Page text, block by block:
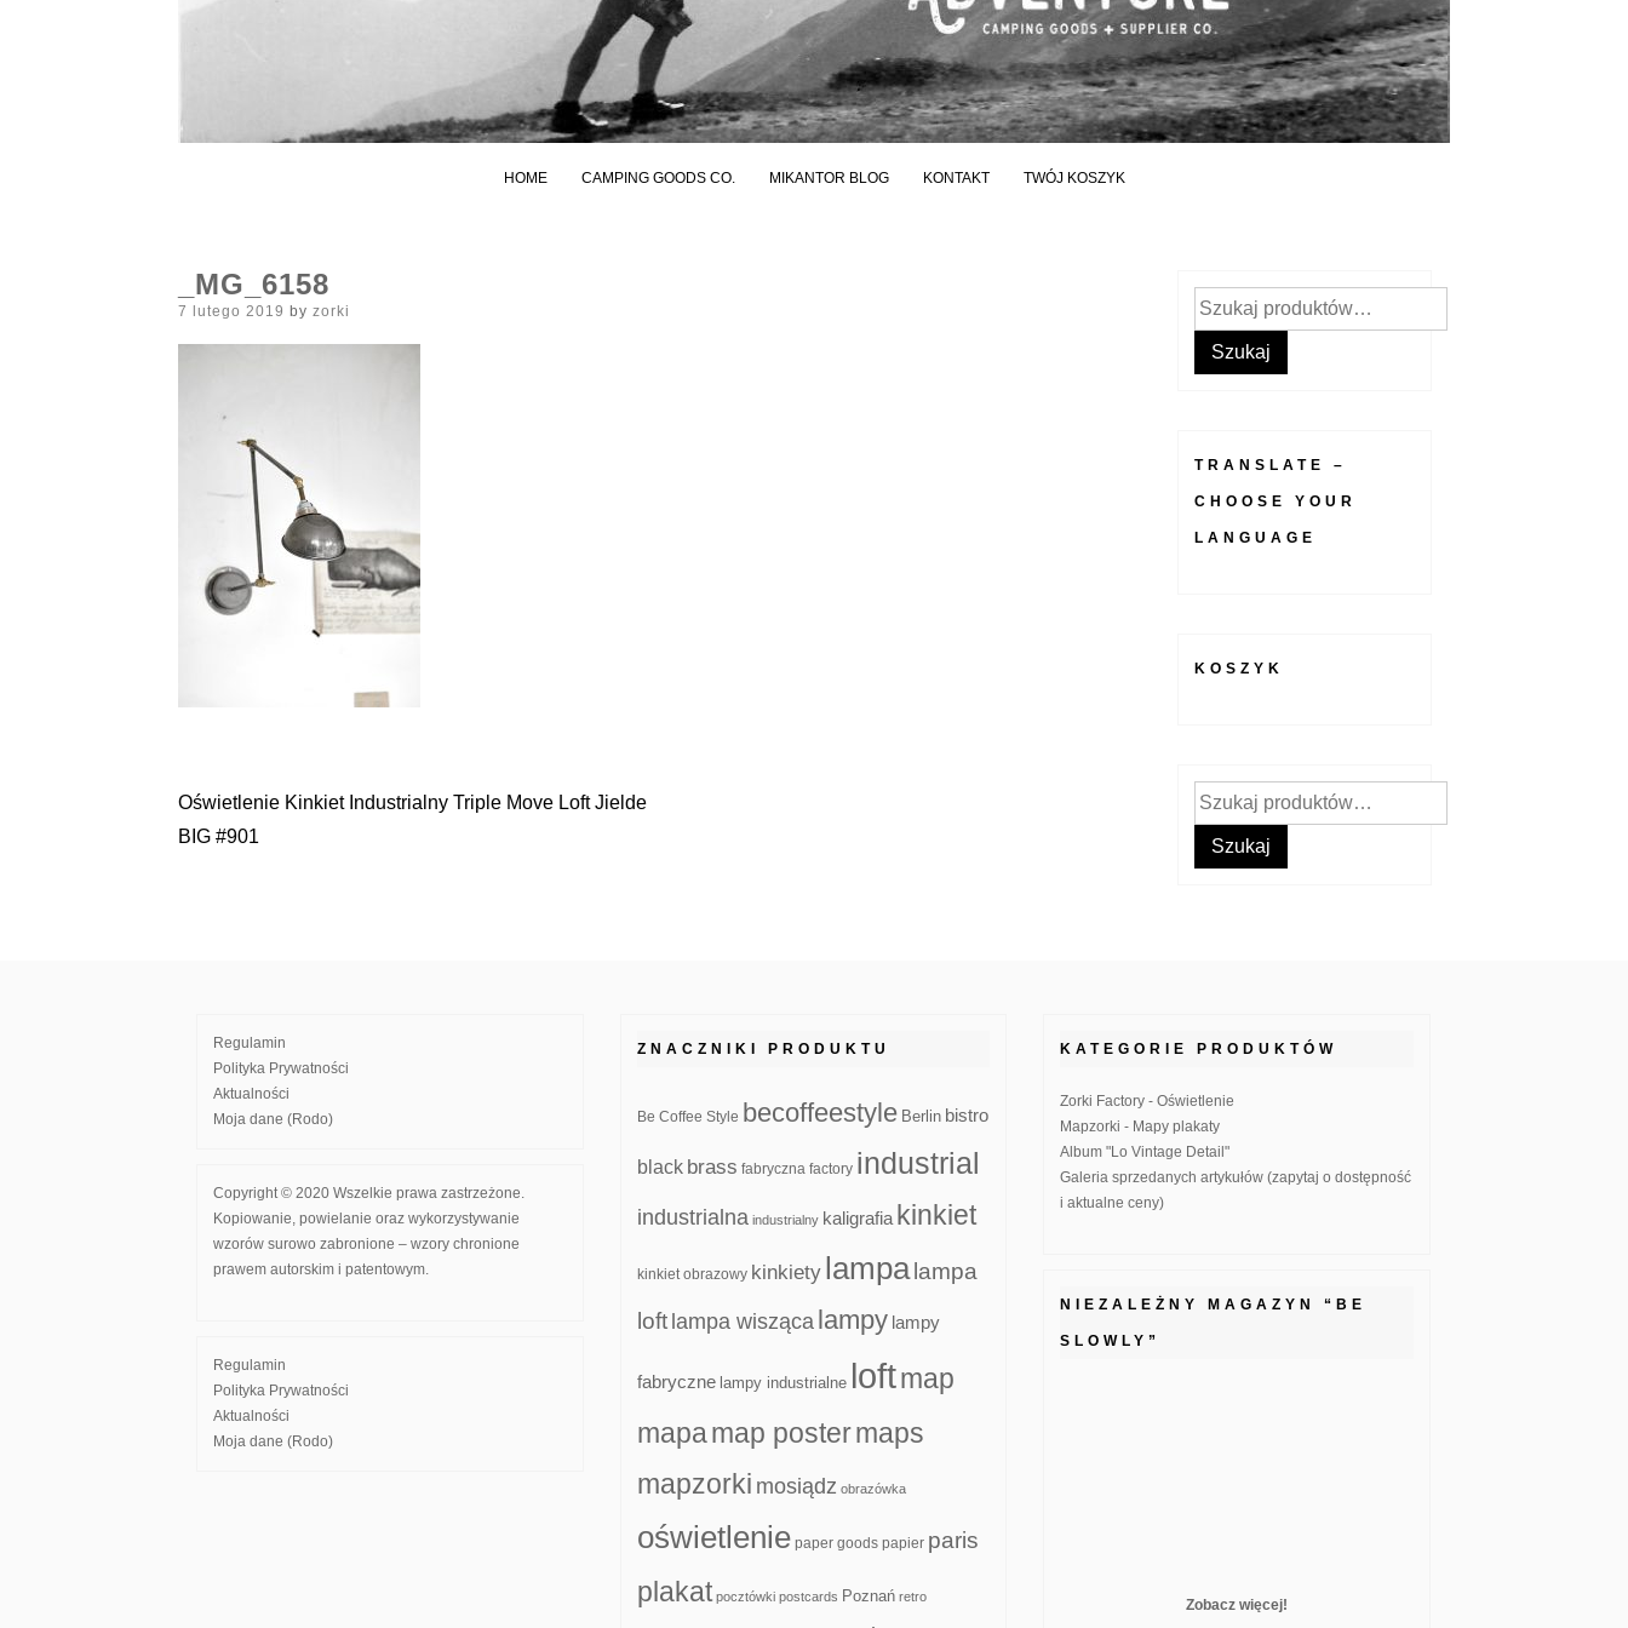
HOME CAMPING GOODS CO. MIKANTOR BLOG KONTAKT TWÓJ KOSZYK
_MG_6158
Posted
7 lutego 2019 by zorki
Nawigacja
Oświetlenie Kinkiet Industrialny Triple Move Loft Jielde
BIG #901
Szukaj:
Szukaj
TRANSLATE –
CHOOSE YOUR
LANGUAGE
KOSZYK
Szukaj:
Szukaj
Regulamin
Polityka Prywatności
Aktualności
Moja dane (Rodo)
Copyright © 2020 Wszelkie prawa zastrzeżone.
Kopiowanie, powielanie oraz wykorzystywanie
wzorów surowo zabronione – wzory chronione
prawem autorskim i patentowym.
Regulamin
Polityka Prywatności
Aktualności
Moja dane (Rodo)
ZNACZNIKI PRODUKTU
Be Coffee Style becoffeestyle Berlin bistro
black brass fabryczna factory industrial
industrialna industrialny kaligrafia kinkiet
kinkiet obrazowy kinkiety lampa lampa
loft lampa wisząca lampy lampy
fabryczne lampy industrialne loftmap
mapamap postermaps
mapzorki mosiądz obrazówka
oświetlenie paper goods papier paris
plakat pocztówki postcards Poznań retro
KATEGORIE PRODUKTÓW
Zorki Factory - Oświetlenie
Mapzorki - Mapy plakaty
Album "Lo Vintage Detail"
Galeria sprzedanych artykułów (zapytaj o dostępność
i aktualne ceny)
NIEZALEŻNY MAGAZYN “BE
SLOWLY”
Zobacz więcej!